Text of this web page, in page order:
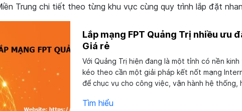
Trung chi tiết theo từng khu vực cùng quy trình lắp đặt
Lắp mạng FPT Quảng Trị nhiều ưu
Giá rẻ
Với Quảng Trị hiện đang là một tỉnh có nền
kéo theo cần một giải pháp kết nốt mạng
để chục vụ cho công việc, vận hành hệ thống,
Tìm hiểu